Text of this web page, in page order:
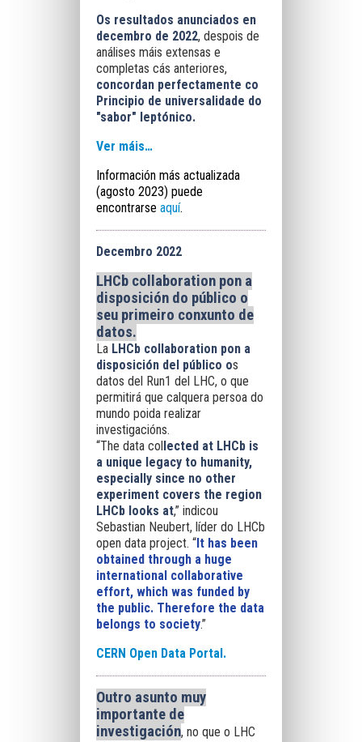
Os resultados anunciados en
decembro de 2022, despois de
análises máis extensas e
completas cás anteriores,
concordan perfectamente co
Principio de universalidade do
"sabor" leptónico.
Ver máis…
Información más actualizada
(agosto 2023) puede
encontrarse aquí.
Decembro 2022
LHCb collaboration pon a
disposición do público o
seu primeiro conxunto de
datos.
La LHCb collaboration pon a
disposición del público os
datos del Run1 del LHC, o que
permitirá que calquera persoa do
mundo poida realizar
investigacións.
“The data col lected at LHCb is
a unique legacy to humanity,
especially since no other
experiment covers the region
LHCb looks at,” indicou
Sebastian Neubert, líder do LHCb
open data project. “It has been
obtained through a huge
international collaborative
effort, which was funded by
the public. Therefore the data
belongs to society.”
CERN Open Data Portal.
Outro asunto muy
importante de
investigación, no que o LHC